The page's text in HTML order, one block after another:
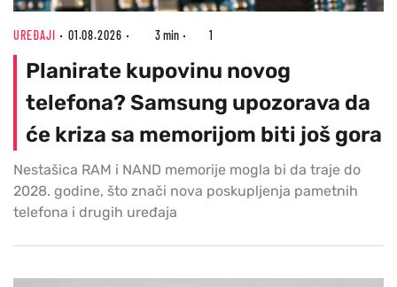
UREĐAJI 01.08.2026 3 min 1
Planirate kupovinu novog
telefona? Samsung upozorava da
će kriza sa memorijom biti još gora
Nestašica RAM i NAND memorije mogla bi da traje do
2028. godine, što znači nova poskupljenja pametnih
telefona i drugih uređaja